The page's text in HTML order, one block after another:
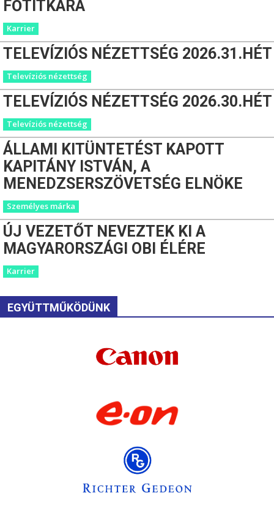
FŐTITKÁRA
Karrier
TELEVÍZIÓS NÉZETTSÉG 2026.31.HÉT
Televíziós nézettség
TELEVÍZIÓS NÉZETTSÉG 2026.30.HÉT
Televíziós nézettség
ÁLLAMI KITÜNTETÉST KAPOTT
KAPITÁNY ISTVÁN, A
MENEDZSERSZÖVETSÉG ELNÖKE
Személyes márka
ÚJ VEZETŐT NEVEZTEK KI A
MAGYARORSZÁGI OBI ÉLÉRE
Karrier
EGYÜTTMŰKÖDÜNK